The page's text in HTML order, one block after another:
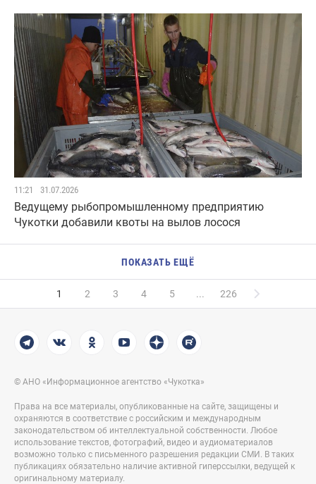
11:21 31.07.2026
Ведущему рыбопромышленному предприятию
Чукотки добавили квоты на вылов лосося
ПОКАЗАТЬ ЕЩЁ
1 2 3 4 5 ... 226
© АНО «Информационное агентство «Чукотка»
Права на все материалы, опубликованные на сайте, защищены и
охраняются в соответствие с российским и международным
законодательством об интеллектуальной собственности. Любое
использование текстов, фотографий, видео и аудиоматериалов
возможно только с письменного разрешения редакции СМИ. В таких
публикациях обязательно наличие активной гиперссылки, ведущей к
оригинальному материалу.